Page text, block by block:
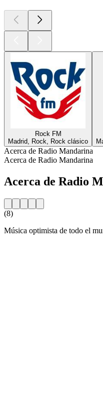
Rock FM
Madrid, Rock, Rock clásico
Acerca de Radio Mandarina
Acerca de Radio Mandarina
Acerca de Radio
(8)
Música optimista de todo el